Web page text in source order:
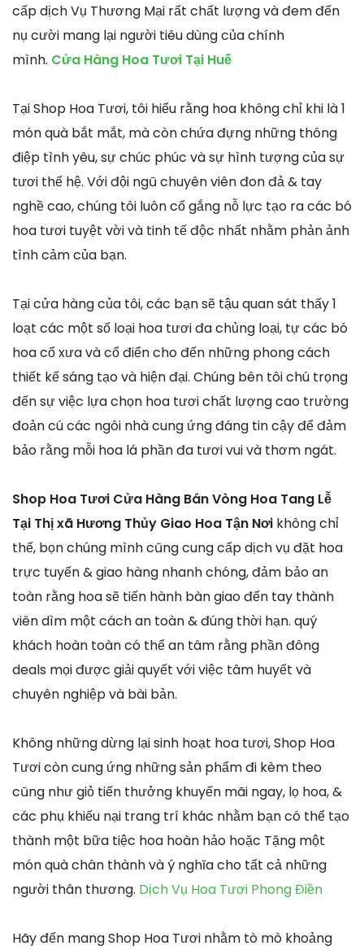
cấp dịch Vụ Thương Mại rất chất lượng và đem đến
nụ cười mang lại người tiêu dùng của chính
mình. Cửa Hàng Hoa Tươi Tại Huế
Tại Shop Hoa Tươi, tôi hiểu rằng hoa không chỉ khi là 1
món quà bắt mắt, mà còn chứa đựng những thông
điệp tình yêu, sự chúc phúc và sự hình tượng của sự
tươi thế hệ. Với đội ngũ chuyên viên đon đả & tay
nghề cao, chúng tôi luôn cố gắng nỗ lực tạo ra các bó
hoa tươi tuyệt vời và tinh tế độc nhất nhằm phản ảnh
tình cảm của bạn.
Tại cửa hàng của tôi, các bạn sẽ tậu quan sát thấy 1
loạt các một số loại hoa tươi đa chủng loại, tự các bó
hoa cổ xưa và cổ điển cho đến những phong cách
thiết kế sáng tạo và hiện đại. Chúng bên tôi chú trọng
đến sự việc lựa chọn hoa tươi chất lượng cao trường
đoản cú các ngôi nhà cung ứng đáng tin cậy để đảm
bảo rằng mỗi hoa lá phần đa tươi vui và thơm ngát.
Shop Hoa Tươi Cửa Hàng Bán Vòng Hoa Tang Lễ
Tại Thị xã Hương Thủy Giao Hoa Tận Nơi không chỉ
thế, bọn chúng mình cũng cung cấp dịch vụ đặt hoa
trực tuyến & giao hàng nhanh chóng, đảm bảo an
toàn rằng hoa sẽ tiến hành bàn giao đến tay thành
viên dìm một cách an toàn & đúng thời hạn. quý
khách hoàn toàn có thể an tâm rằng phần đông
deals mọi được giải quyết với việc tâm huyết và
chuyên nghiệp và bài bản.
Không những dừng lại sinh hoạt hoa tươi, Shop Hoa
Tươi còn cung ứng những sản phẩm đi kèm theo
cũng như giỏ tiến thưởng khuyến mãi ngay, lọ hoa, &
các phụ khiếu nại trang trí khác nhằm bạn có thể tạo
thành một bữa tiệc hoa hoàn hảo hoặc Tặng một
món quà chân thành và ý nghĩa cho tất cả những
người thân thương. Dịch Vụ Hoa Tươi Phong Điền
Hãy đến mang Shop Hoa Tươi nhằm tò mò khoảng